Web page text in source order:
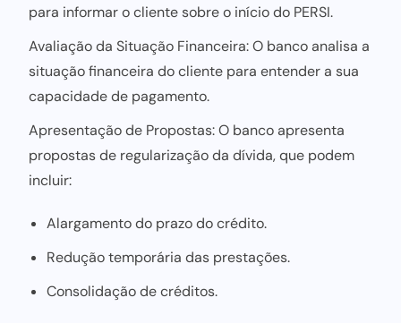
para informar o cliente sobre o início do PERSI.
Avaliação da Situação Financeira: O banco analisa a
situação financeira do cliente para entender a sua
capacidade de pagamento.
Apresentação de Propostas: O banco apresenta
propostas de regularização da dívida, que podem
incluir:
Alargamento do prazo do crédito.
Redução temporária das prestações.
Consolidação de créditos.